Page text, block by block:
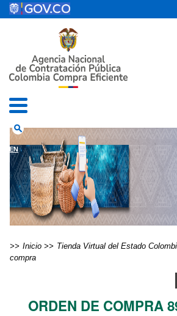
Pasar al contenido principal
• Consulta RUES
• Preguntas Frecuentes
search
EN
Inicio Tienda Virtual del Estado
compra
ORDEN DE COMPRA